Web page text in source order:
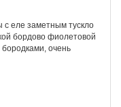
еле заметным тускло
бордово фиолетовой
очень